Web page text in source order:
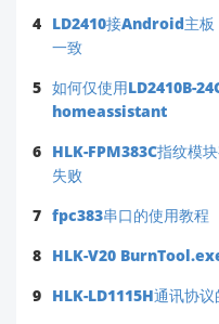
4 LD2410接Android主板
一致
5 如何仅使用LD2410B-
homeassistant
6 HLK-FPM383C指纹模
失败
7 fpc383串口的使用教程
8 HLK-V20
9 HLK-LD1115H通讯协议